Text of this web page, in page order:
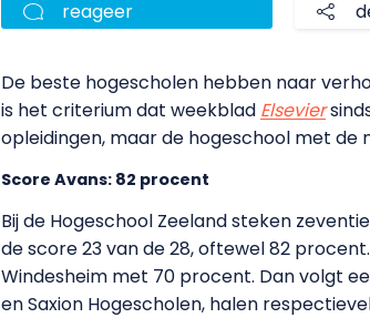
reageer
De beste hogescholen hebben naar
is het criterium dat weekblad Elsevier
opleidingen, maar de hogeschool met de
Score Avans: 82 procent
Bij de Hogeschool Zeeland steken
de score 23 van de 28, oftewel 82
Windesheim met 70 procent. Dan volgt
en Saxion Hogescholen, halen